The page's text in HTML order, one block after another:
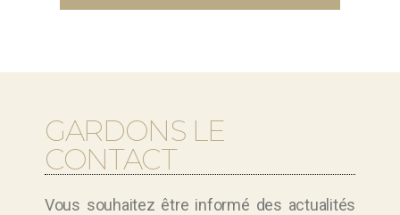
GARDONS LE
CONTACT
Vous souhaitez être informé des actualités